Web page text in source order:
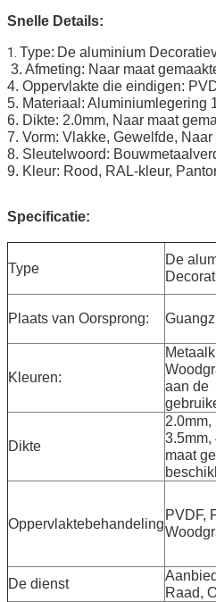
Snelle Details:
1. Type: De aluminium
3. Afmeting: Naar maat
4. Oppervlakte die eindigen:
5. Materiaal: Aluminiumlegering
6. Dikte: 2.0mm, Naar maat
7. Vorm: Vlakke, Gewelfde,
8. Sleutelwoord:
9. Kleur: Rood, RAL-kleur,
Specificatie:
Type
De
Plaats van Oorsprong:
Kleuren:
aan de
Dikte
2.0mm,
3.5mm,
maat
Oppervlaktebehandeling
PVDF,
De dienst
Raad,